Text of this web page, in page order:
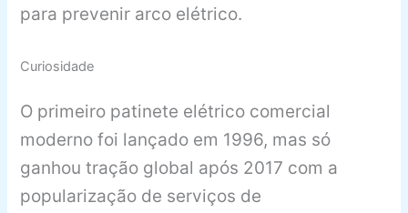
para prevenir arco elétrico.
Curiosidade
O primeiro patinete elétrico comercial
moderno foi lançado em 1996, mas só
ganhou tração global após 2017 com a
popularização de serviços de